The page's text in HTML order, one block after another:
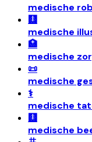
medische
🩻
medische
🏥
medische
📜
medische
⚕️
medische
🩻
medische